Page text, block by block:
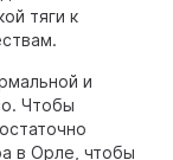
тяги к
и
Чтобы
в Орле, чтобы